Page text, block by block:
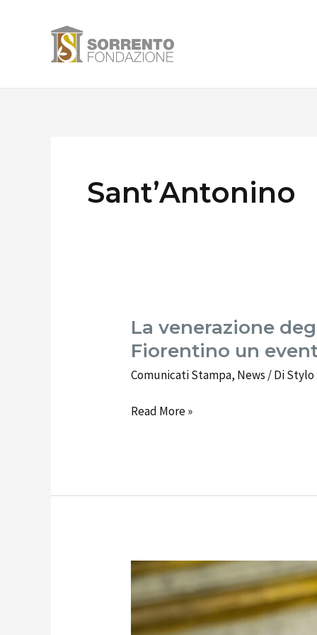
Sant’Antonino
La venerazione
Fiorentino un
Comunicati Stampa, News / DiStylo
La
venerazione
sorrentini
dedicato
all\’agrumicoltura
Read More »
Grandi
celebrazioni
a
Sorrento